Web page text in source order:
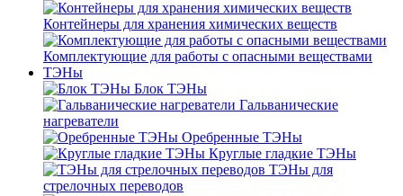
Контейнеры для хранения химических веществ
Комплектующие для работы с опасными веществами
ТЭНы
Блок ТЭНы
Гальванические
нагреватели
Оребренные ТЭНы
Круглые гладкие ТЭНы
ТЭНы для
стрелочных переводов